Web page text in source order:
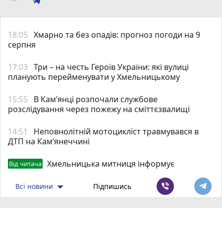
18:05 Хмарно та без опадів: прогноз погоди на 9
серпня
17:03 Три – на честь Героїв України: які вулиці
планують перейменувати у Хмельницькому
15:55
В Кам’янці розпочали службове
розслідування через пожежу на сміттєзвалищі
14:51
Неповнолітній мотоцикліст травмувався в
ДТП на Кам’янеччині
Від читача Хмельницька митниця інформує
Всі новини Підпишись